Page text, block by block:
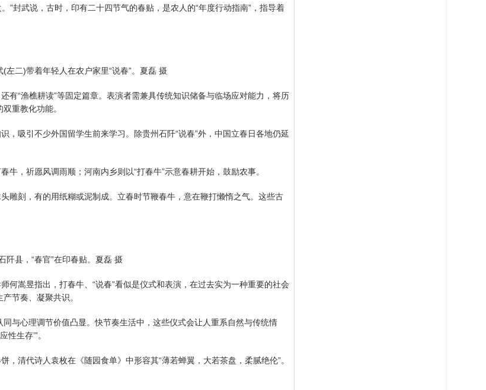
封武说，古时，印有二十四节气的春贴，是农人的“年度行动指南”，指导着
左二)带着年轻人在农户家里“说春”。夏磊 摄
“渔樵耕读”等固定篇章。表演者需兼具传统知识储备与临场应对能力，将历
重教化功能。
吸引不少外国留学生前来学习。除贵州石阡“说春”外，中国立春日各地仍延
，祈愿风调雨顺；河南内乡则以“打春牛”示意春耕开始，鼓励农事。
刻，有的用纸糊或泥制成。立春时节鞭春牛，意在鞭打懒惰之气。这些古
阡县，“春官”在印春贴。夏磊 摄
嵩昱指出，打春牛、“说春”看似是仪式和表演，在过去实为一种重要的社会
节奏、凝聚共识。
心理调节价值凸显。快节奏生活中，这些仪式会让人重系自然与传统情
生存’”。
清代诗人袁枚在《随园食单》中形容其“薄若蝉翼，大若茶盘，柔腻绝伦”。